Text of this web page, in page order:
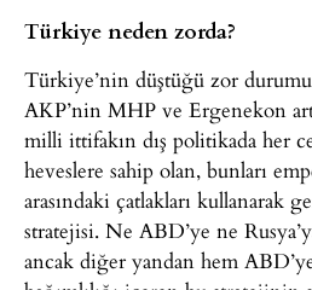
Türkiye neden zorda?
Türkiye’nin düştüğü zor
AKP’nin MHP ve Ergenekon
milli ittifakın dış politikada her
heveslere sahip olan, bunları
arasındaki çatlakları kullanarak
stratejisi. Ne ABD’ye ne
ancak diğer yandan hem